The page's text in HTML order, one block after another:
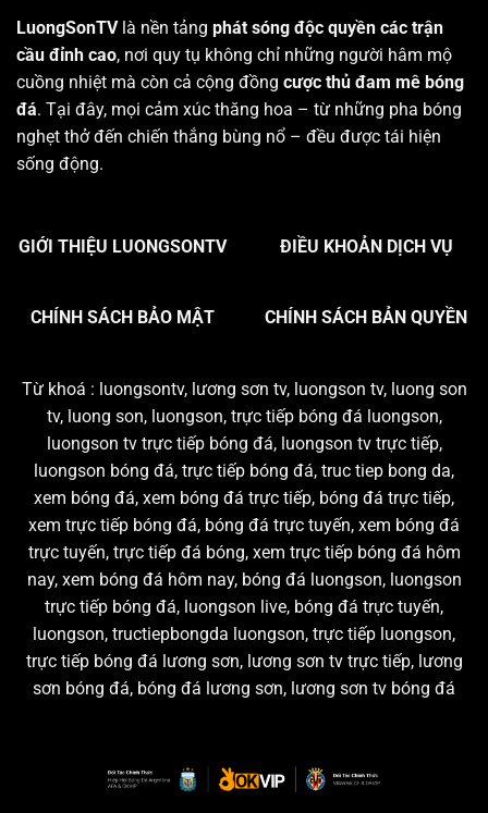
LuongSonTVlà nền tảng phát sóng độc quyền các trận
cầu đỉnh cao, nơi quy tụ không chỉ những người hâm mộ
cuồng nhiệt mà còn cả cộng đồng cược thủ đam mê bóng
đá. Tại đây, mọi cảm xúc thăng hoa – từ những pha bóng
nghẹt thở đến chiến thắng bùng nổ – đều được tái hiện
sống động.
GIỚI THIỆU LUONGSONTV ĐIỀU KHOẢN DỊCH VỤ
CHÍNH SÁCH BẢO MẬT CHÍNH SÁCH BẢN QUYỀN
Từ khoá : luongsontv, lương sơn tv, luongson tv, luong son
tv, luong son, luongson, trực tiếp bóng đá luongson,
luongson tv trực tiếp bóng đá, luongson tv trực tiếp,
luongson bóng đá, trực tiếp bóng đá, truc tiep bong da,
xem bóng đá, xem bóng đá trực tiếp, bóng đá trực tiếp,
xem trực tiếp bóng đá, bóng đá trực tuyến, xem bóng đá
trực tuyến, trực tiếp đá bóng, xem trực tiếp bóng đá hôm
nay, xem bóng đá hôm nay, bóng đá luongson, luongson
trực tiếp bóng đá, luongson live, bóng đá trực tuyến,
luongson, tructiepbongda luongson, trực tiếp luongson,
trực tiếp bóng đá lương sơn, lương sơn tv trực tiếp, lương
sơn bóng đá, bóng đá lương sơn, lương sơn tv bóng đá